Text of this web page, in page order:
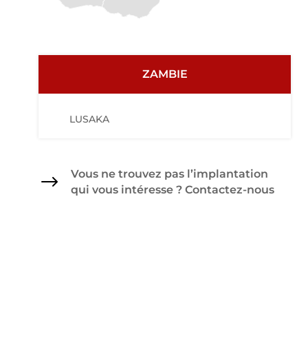
ZAMBIE
LUSAKA
$
Vous ne trouvez pas l’implantation
qui vous intéresse ? Contactez-nous